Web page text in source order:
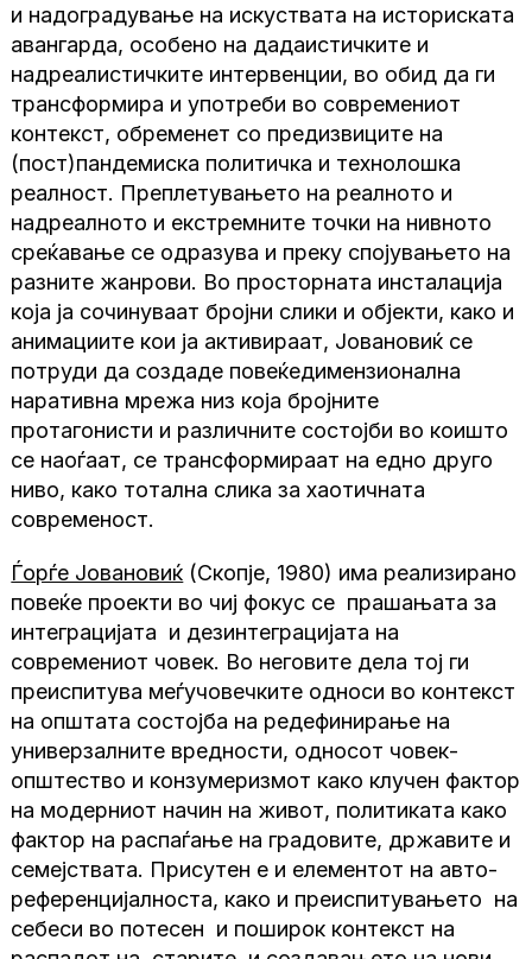
и надоградување на искуствата на историската
авангарда, особено на дадаистичките и
надреалистичките интервенции, во обид да ги
трансформира и употреби во современиот
контекст, обременет со предизвиците на
(пост)пандемиска политичка и технолошка
реалност. Преплетувањето на реалното и
надреалното и екстремните точки на нивното
среќавање се одразува и преку спојувањето на
разните жанрови. Во просторната инсталација
која ја сочинуваат бројни слики и објекти, како и
анимациите кои ја активираат, Јовановиќ се
потруди да создаде повеќедимензионална
наративна мрежа низ која бројните
протагонисти и различните состојби во коишто
се наоѓаат, се трансформираат на едно друго
ниво, како тотална слика за хаотичната
современост.
Ѓорѓе Јовановиќ (Скопје, 1980) има реализирано
повеќе проекти во чиј фокус се прашањата за
интеграцијата и дезинтеграцијата на
современиот човек. Во неговите дела тој ги
преиспитува меѓучовечките односи во контекст
на општата состојба на редефинирање на
универзалните вредности, односот човек-
општество и конзумеризмот како клучен фактор
на модерниот начин на живот, политиката како
фактор на распаѓање на градовите, државите и
семејствата. Присутен е и елементот на авто-
референцијалноста, како и преиспитувањето на
себеси во потесен и поширок контекст на